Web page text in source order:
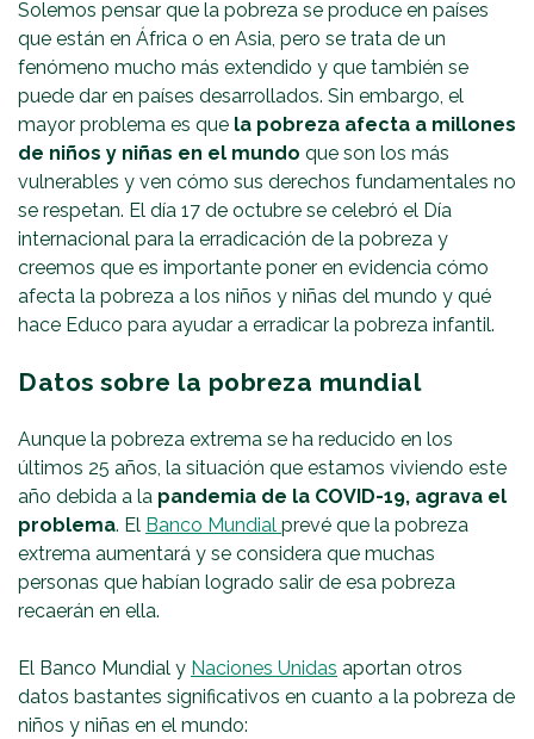
Solemos pensar que la pobreza se produce en países
que están en África o en Asia, pero se trata de un
fenómeno mucho más extendido y que también se
puede dar en países desarrollados. Sin embargo, el
mayor problema es que la pobreza afecta a millones
de niños y niñas en el mundo que son los más
vulnerables y ven cómo sus derechos fundamentales no
se respetan. El día 17 de octubre se celebró el Día
internacional para la erradicación de la pobreza y
creemos que es importante poner en evidencia cómo
afecta la pobreza a los niños y niñas del mundo y qué
hace Educo para ayudar a erradicar la pobreza infantil.
Datos sobre la pobreza mundial
Aunque la pobreza extrema se ha reducido en los
últimos 25 años, la situación que estamos viviendo este
año debida a la pandemia de la COVID-19, agrava el
problema. El Banco Mundial prevé que la pobreza
extrema aumentará y se considera que muchas
personas que habían logrado salir de esa pobreza
recaerán en ella.
El Banco Mundial y Naciones Unidas aportan otros
datos bastantes significativos en cuanto a la pobreza de
niños y niñas en el mundo: